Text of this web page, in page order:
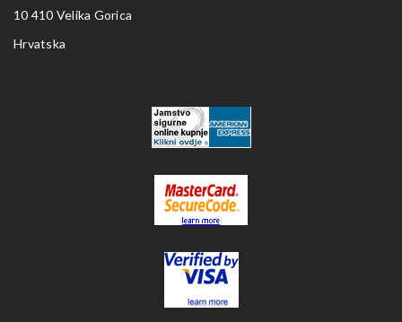
10 410 Velika Gorica
Hrvatska